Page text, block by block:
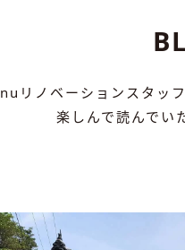
nuリノベーションスタッ
楽しんで読んでい